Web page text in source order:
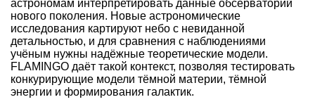
астрономам интерпретировать данные обсерваторий
нового поколения. Новые астрономические
исследования картируют небо с невиданной
детальностью, и для сравнения с наблюдениями
учёным нужны надёжные теоретические модели.
FLAMINGO даёт такой контекст, позволяя тестировать
конкурирующие модели тёмной материи, тёмной
энергии и формирования галактик.